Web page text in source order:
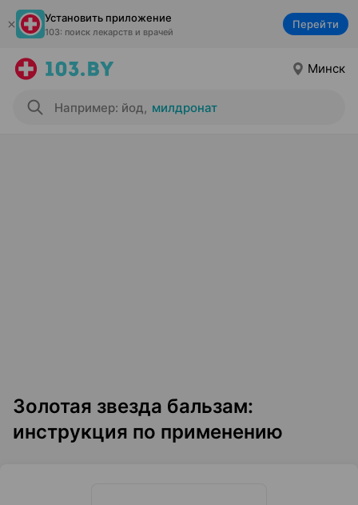
Установить приложение
103: поиск лекарств и врачей
Перейти
Минск
Например: йод, милдронат
Золотая звезда бальзам:
инструкция по применению